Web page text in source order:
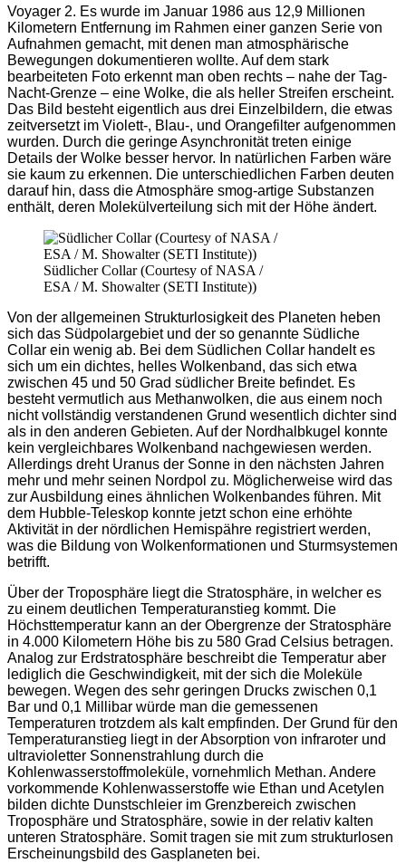
Voyager 2. Es wurde im Januar 1986 aus 12,9 Millionen
Kilometern Entfernung im Rahmen einer ganzen Serie von
Aufnahmen gemacht, mit denen man atmosphärische
Bewegungen dokumentieren wollte. Auf dem stark
bearbeiteten Foto erkennt man oben rechts – nahe der Tag-
Nacht-Grenze – eine Wolke, die als heller Streifen erscheint.
Das Bild besteht eigentlich aus drei Einzelbildern, die etwas
zeitversetzt im Violett-, Blau-, und Orangefilter aufgenommen
wurden. Durch die geringe Asynchronität treten einige
Details der Wolke besser hervor. In natürlichen Farben wäre
sie kaum zu erkennen. Die unterschiedlichen Farben deuten
darauf hin, dass die Atmosphäre smog-artige Substanzen
enthält, deren Molekülverteilung sich mit der Höhe ändert.
Südlicher Collar (Courtesy of NASA /
ESA / M. Showalter (SETI Institute))
Von der allgemeinen Strukturlosigkeit des Planeten heben
sich das Südpolargebiet und der so genannte Südliche
Collar ein wenig ab. Bei dem Südlichen Collar handelt es
sich um ein dichtes, helles Wolkenband, das sich etwa
zwischen 45 und 50 Grad südlicher Breite befindet. Es
besteht vermutlich aus Methanwolken, die aus einem noch
nicht vollständig verstandenen Grund wesentlich dichter sind
als in den anderen Gebieten. Auf der Nordhalbkugel konnte
kein vergleichbares Wolkenband nachgewiesen werden.
Allerdings dreht Uranus der Sonne in den nächsten Jahren
mehr und mehr seinen Nordpol zu. Möglicherweise wird das
zur Ausbildung eines ähnlichen Wolkenbandes führen. Mit
dem Hubble-Teleskop konnte jetzt schon eine erhöhte
Aktivität in der nördlichen Hemispähre registriert werden,
was die Bildung von Wolkenformationen und Sturmsystemen
betrifft.
Über der Troposphäre liegt die Stratosphäre, in welcher es
zu einem deutlichen Temperaturanstieg kommt. Die
Höchsttemperatur kann an der Obergrenze der Stratosphäre
in 4.000 Kilometern Höhe bis zu 580 Grad Celsius betragen.
Analog zur Erdstratosphäre beschreibt die Temperatur aber
lediglich die Geschwindigkeit, mit der sich die Moleküle
bewegen. Wegen des sehr geringen Drucks zwischen 0,1
Bar und 0,1 Millibar würde man die gemessenen
Temperaturen trotzdem als kalt empfinden. Der Grund für den
Temperaturanstieg liegt in der Absorption von infraroter und
ultravioletter Sonnenstrahlung durch die
Kohlenwasserstoffmoleküle, vornehmlich Methan. Andere
vorkommende Kohlenwasserstoffe wie Ethan und Acetylen
bilden dichte Dunstschleier im Grenzbereich zwischen
Troposphäre und Stratosphäre, sowie in der relativ kalten
unteren Stratosphäre. Somit tragen sie mit zum strukturlosen
Erscheinungsbild des Gasplaneten bei.